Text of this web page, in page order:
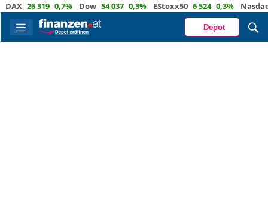
26 319 0,7% Dow 54 037 0,3% EStoxx50 6 524 0,3% Nasdaq 29
Depot